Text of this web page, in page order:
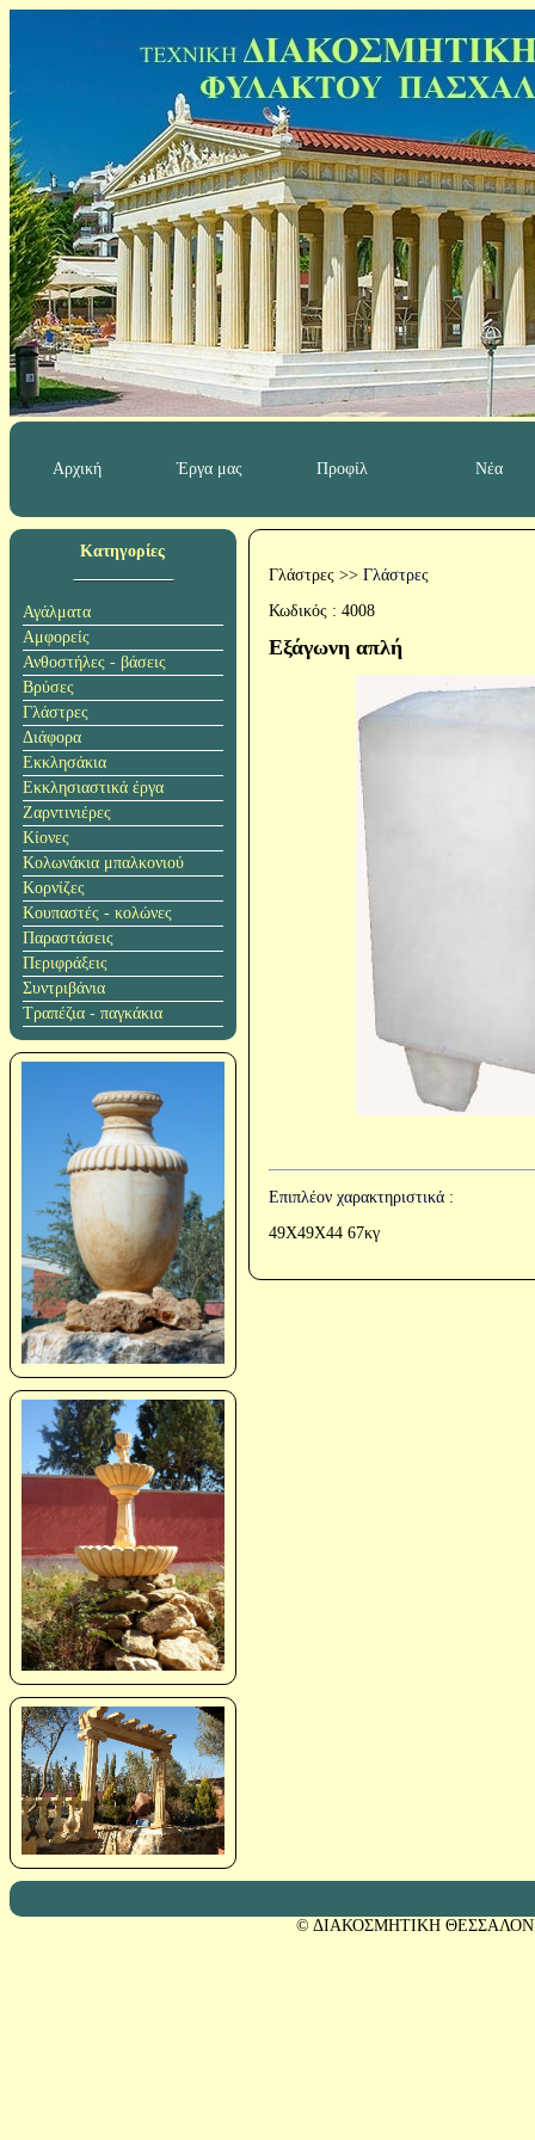
Αρχική Έργα μας Προφίλ Νέα
Κατηγορίες
Αγάλματα
Αμφορείς
Ανθοστήλες - βάσεις
Βρύσες
Γλάστρες
Διάφορα
Εκκλησάκια
Εκκλησιαστικά έργα
Ζαρντινιέρες
Κίονες
Κολωνάκια μπαλκονιού
Κορνίζες
Κουπαστές - κολώνες
Παραστάσεις
Περιφράξεις
Συντριβάνια
Τραπέζια - παγκάκια
Γλάστρες >> Γλάστρες
Κωδικός : 4008
Εξάγωνη απλή
Επιπλέον χαρακτηριστικά :
49Χ49Χ44 67κγ
© ΔΙΑΚΟΣΜΗΤΙΚΗ